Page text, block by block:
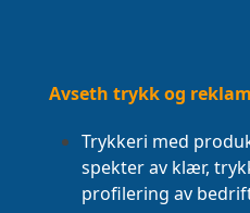
Avseth trykk og
Trykkeri med
spekter av klær,
profilering av